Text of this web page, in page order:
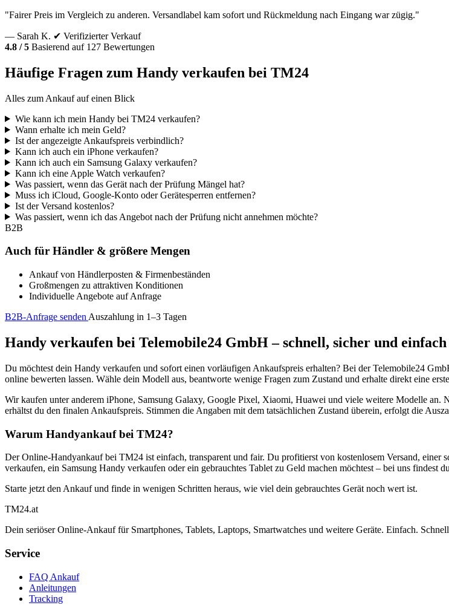
"Fairer Preis im Vergleich zu anderen. Versandlabel kam sofort und Rückmeldung nach Eingang war zügig."
— Sarah K. ✔ Verifizierter Verkauf
4.8 / 5 Basierend auf 127 Bewertungen
Häufige Fragen zum Handy verkaufen bei TM24
Alles zum Ankauf auf einen Blick
Wie kann ich mein Handy bei TM24 verkaufen?
Wann erhalte ich mein Geld?
Ist der angezeigte Ankaufspreis verbindlich?
Kann ich auch ein iPhone verkaufen?
Kann ich auch ein Samsung Galaxy verkaufen?
Kann ich eine Apple Watch verkaufen?
Was passiert, wenn das Gerät nach der Prüfung Mängel hat?
Muss ich iCloud, Google-Konto oder Gerätesperren entfernen?
Ist der Versand kostenlos?
Was passiert, wenn ich das Angebot nach der Prüfung nicht annehmen möchte?
B2B
Auch für Händler & größere Mengen
Ankauf von Händlerposten & Firmenbeständen
Großmengen zu attraktiven Konditionen
Individuelle Angebote auf Anfrage
B2B-Anfrage senden Auszahlung in 1–3 Tagen
Handy verkaufen bei Telemobile24 GmbH – schnell, sicher und einfach
Du möchtest dein Handy verkaufen und sofort einen vorläufigen Ankaufspreis erhalten? Bei der Telemobile24
online bewerten lassen. Wähle dein Modell aus, beantworte wenige Fragen zum Zustand und erhalte direkt eine
Wir kaufen unter anderem iPhone, Samsung Galaxy, Google Pixel, Xiaomi, Huawei und viele weitere Modelle an.
erhältst du den finalen Ankaufspreis. Stimmen die Angaben mit dem tatsächlichen Zustand überein, erfolgt die
Warum Handyankauf bei TM24?
Der Online-Handyankauf bei TM24 ist einfach, transparent und fair. Du profitierst von kostenlosem Versand,
verkaufen, ein Samsung Handy verkaufen oder ein gebrauchtes Tablet zu Geld machen möchtest – bei uns findest
Starte jetzt den Ankauf und finde in wenigen Schritten heraus, wie viel dein gebrauchtes Gerät noch wert ist.
TM24.at
Dein seriöser Online-Ankauf für Smartphones, Tablets, Laptops, Smartwatches und weitere Geräte. Einfach.
Service
FAQ Ankauf
Anleitungen
Tracking